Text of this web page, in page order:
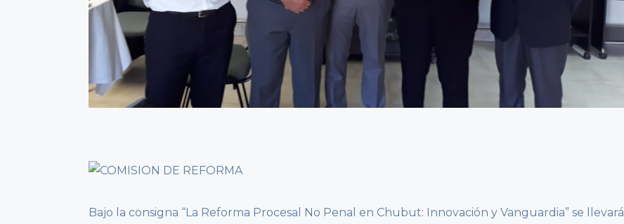
Bajo la consigna “La Reforma Procesal No Penal en Chubut: Innovación y Vanguardia” se llevará